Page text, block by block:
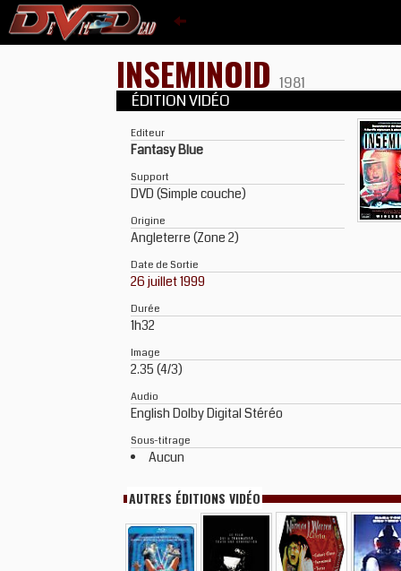
INSEMINOID 1981
ÉDITION VIDÉO
Editeur
Fantasy Blue
Support
DVD (Simple couche)
Origine
Angleterre (Zone 2)
Date de Sortie
26 juillet 1999
Durée
1h32
Image
2.35 (4/3)
Audio
English Dolby Digital Stéréo
Sous-titrage
Aucun
AUTRES ÉDITIONS VIDÉO